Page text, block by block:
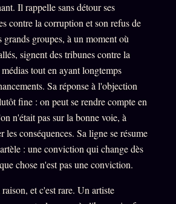
2026
2018
26 TRANSM.
Il rappelle sans détour ses
contre la corruption et son refus de
grands groupes, à un moment où
signent des tribunes contre la
tout en ayant longtemps
Sa réponse à l'objection
fine : on peut se rendre compte en
n'était pas sur la bonne voie, à
conséquences. Sa ligne se résume
: une conviction qui change dès
chose n'est pas une conviction.
et c'est rare. Un artiste